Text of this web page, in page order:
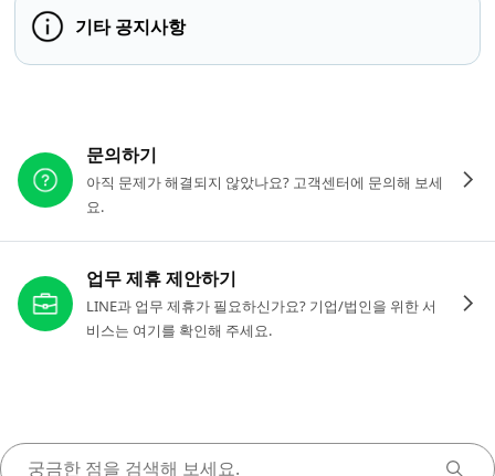
기타 공지사항
문의하기
아직 문제가 해결되지 않았나요? 고객센터에 문의해 보세
요.
업무 제휴 제안하기
LINE과 업무 제휴가 필요하신가요? 기업/법인을 위한 서
비스는 여기를 확인해 주세요.